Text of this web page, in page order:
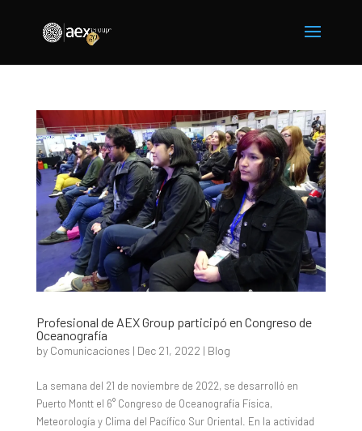
Profesional de AEX Group participó en Congreso de
Oceanografía
by Comunicaciones | Dec 21, 2022 | Blog
La semana del 21 de noviembre de 2022, se desarrolló en
Puerto Montt el 6° Congreso de Oceanografía Física,
Meteorología y Clima del Pacífico Sur Oriental. En la actividad